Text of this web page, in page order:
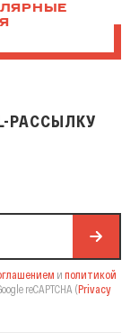
РАССЫЛКУ
и политикой
reCAPTCHA (Privacy